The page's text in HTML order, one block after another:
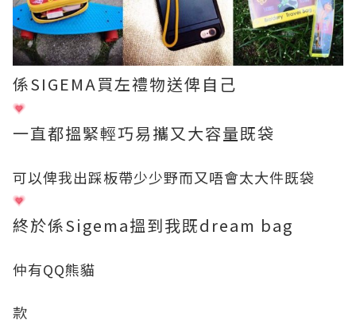
係SIGEMA買左禮物送俾自己
一直都搵緊輕巧易攜又大容量既袋
可以俾我出踩板帶少少野而又唔會太大件既袋
終於係Sigema搵到我既dream bag
仲有QQ熊貓
款